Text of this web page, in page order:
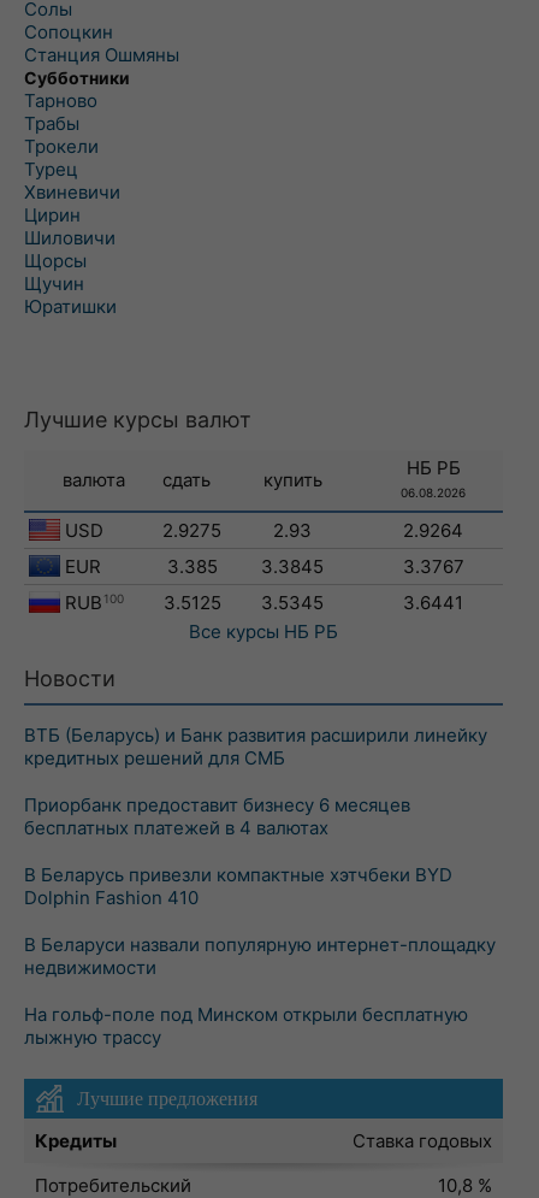
Солы
Сопоцкин
Станция Ошмяны
Субботники
Тарново
Трабы
Трокели
Турец
Хвиневичи
Цирин
Шиловичи
Щорсы
Щучин
Юратишки
Лучшие курсы валют
валюта сдать купить
НБ РБ
06.08.2026
USD 2.9275 2.93
2.9264
EUR
3.385 3.3845
3.3767
RUB 100 3.5125 3.5345
3.6441
Все курсы НБ РБ
Новости
ВТБ (Беларусь) и Банк развития расширили линейку
кредитных решений для СМБ
Приорбанк предоставит бизнесу 6 месяцев
бесплатных платежей в 4 валютах
В Беларусь привезли компактные хэтчбеки BYD
Dolphin Fashion 410
В Беларуси назвали популярную интернет-площадку
недвижимости
На гольф-поле под Минском открыли бесплатную
лыжную трассу
Лучшие предложения
Кредиты
Ставка годовых
Потребительский
10,8 %